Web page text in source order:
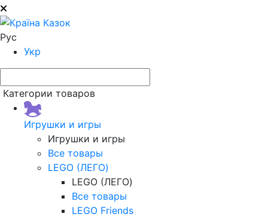
Рус
Укр
Категории товаров
Игрушки и игры
Игрушки и игры
Все товары
LEGO (ЛЕГО)
LEGO (ЛЕГО)
Все товары
LEGO Friends